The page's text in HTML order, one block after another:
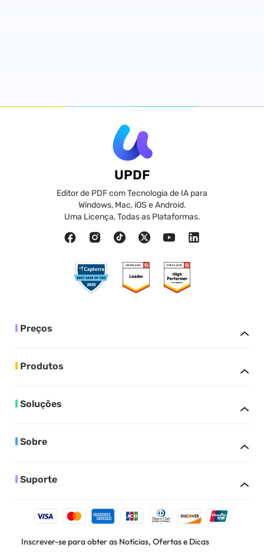
UPDF
Editor de PDF com Tecnologia de IA para
Windows, Mac, iOS e Android.
Uma Licença, Todas as Plataformas.
Preços
Produtos
Soluções
Sobre
Suporte
Inscrever-se para obter as Notícias, Ofertas e Dicas